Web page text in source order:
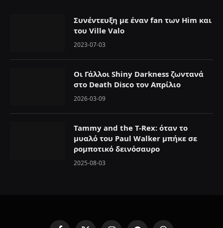
Συνέντευξη με έναν fan των Him και
του Ville Valo
2023-07-03
Οι Γάλλοι Shiny Darkness ζωντανά
στο Death Disco τον Απρίλιο
2026-03-09
Tammy and the T-Rex: όταν το
μυαλό του Paul Walker μπήκε σε
ρομποτικό δεινόσαυρο
2025-08-03